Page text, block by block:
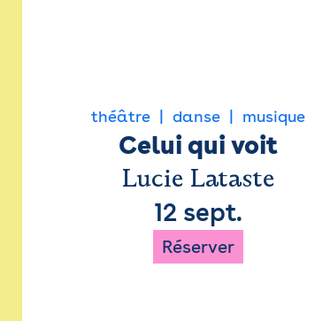
théâtre danse musique
Celui qui voit
Lucie Lataste
12 sept.
Réserver